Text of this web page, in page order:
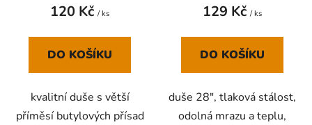
120 Kč / ks
DO KOŠÍKU
kvalitní duše s větší
příměsí butylových přísad
129 Kč / ks
DO KOŠÍKU
duše 28", tlaková stálost,
odolná mrazu a teplu,